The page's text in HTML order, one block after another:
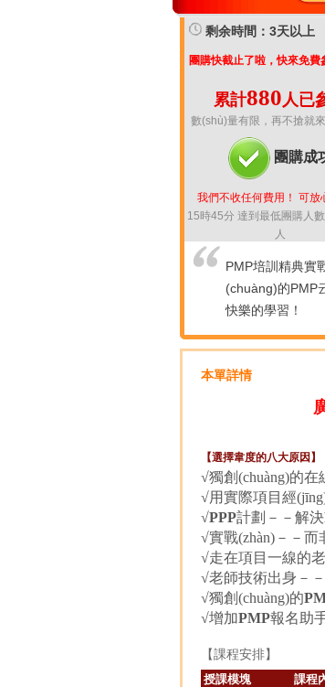
剩余時間：3天以上
團購快截止了啦，快來免費
累計880人已
數(shù)量有限，再不搶就
團購成
我們不收任何費用！ 可放
15時45分 達到最低團購人
人
PMP培訓精典實
(chuàng)的PMP
快樂的學習！
本單詳情
廣州
【選擇韋度的八大原因】
√獨創(chuàng)的
√用實際項目經
√PPP計劃－－解決
√實戰(zhàn)－－而
√走在項目一線的
√老師技術出身－
√獨創(chuàng)的
√增加PMP報名助
【課程安排】
授課模塊 課程